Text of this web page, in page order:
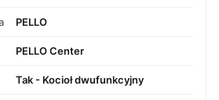
PELLO
PELLO Center
Tak - Kocioł dwufunkcyjny